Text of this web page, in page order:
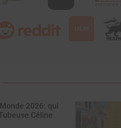
2026: qui
Céline